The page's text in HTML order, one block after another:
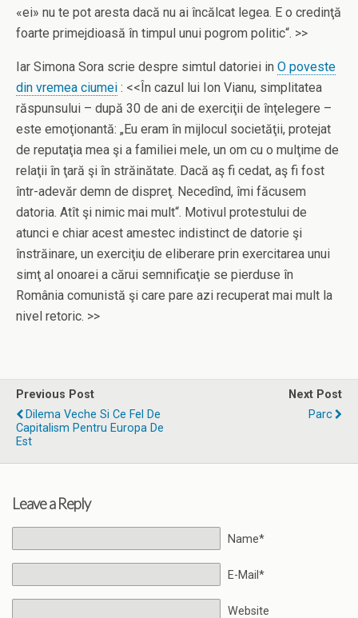
«ei» nu te pot aresta dacă nu ai încălcat legea. E o credinţă
foarte primejdioasă în timpul unui pogrom politic“. >>
Iar Simona Sora scrie despre simtul datoriei in O poveste
din vremea ciumei : <<În cazul lui Ion Vianu, simplitatea
răspunsului – după 30 de ani de exerciţii de înţelegere –
este emoţionantă: „Eu eram în mijlocul societăţii, protejat
de reputaţia mea şi a familiei mele, un om cu o mulţime de
relaţii în ţară şi în străinătate. Dacă aş fi cedat, aş fi fost
într-adevăr demn de dispreţ. Necedînd, îmi făcusem
datoria. Atît şi nimic mai mult“. Motivul protestului de
atunci e chiar acest amestec indistinct de datorie şi
înstrăinare, un exerciţiu de eliberare prin exercitarea unui
simţ al onoarei a cărui semnificaţie se pierduse în
România comunistă şi care pare azi recuperat mai mult la
nivel retoric. >>
Previous Post
Dilema Veche Si Ce Fel De
Capitalism Pentru Europa De
Est
Next Post
Parc
Leave a Reply
Name*
E-Mail*
Website